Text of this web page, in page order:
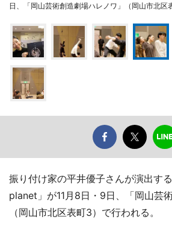
日、「岡山芸術創造劇場ハレノワ」（岡山市北区
振り付け家の平井優子さんが演出す
planet」が11月8日・9日、「岡山芸
（岡山市北区表町3）で行われる。